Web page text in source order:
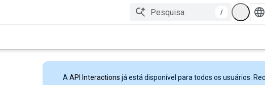
/
A API Interactions já está disponível para todos os usuários.